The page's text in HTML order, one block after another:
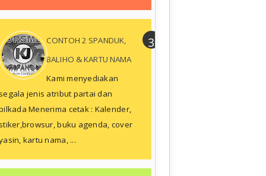
CONTOH 2 SPANDUK,
BALIHO & KARTU NAMA
Kami menyediakan
jenis atribut partai dan
Menerima cetak : Kalender,
buku agenda, cover
kartu nama, ...